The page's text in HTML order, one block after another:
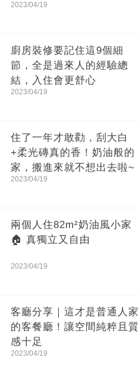
小瞧它了
2023/04/19
廚房裝修要記住這9個細
節，全是過來人的經驗總
結，入住會更舒心
2023/04/19
住了一年才敢勸，刮大白
+柔光磚真的香！奶油般的
家，搬進來就不想出去啦~
2023/04/19
兩個人住82m²奶油風小家
🏠 真獨立又自由
2023/04/19
客廳分享｜這才是普通人家
的客餐廳！讓空間純粹且質
感十足
2023/04/19